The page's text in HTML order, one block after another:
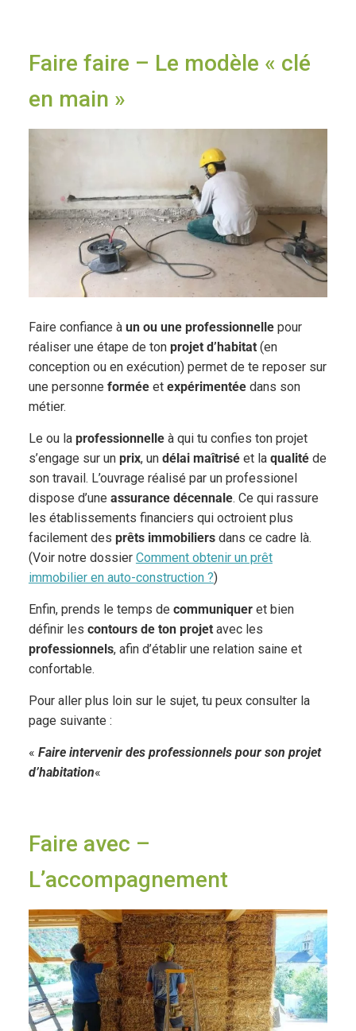
Faire faire – Le modèle « clé
en main »
Faire confiance à un ou une professionnellepour
réaliser une étape de ton projet d’habitat(en
conception ou en exécution) permet de te reposer sur
une personne forméeet expérimentéedans son
métier.
Le ou la professionnelleà qui tu confies ton projet
s’engage sur un prix, un délai maîtriséet la qualitéde
son travail. L’ouvrage réalisé par un professionel
dispose d’une assurance décennale. Ce qui rassure
les établissements financiers qui octroient plus
facilement des prêts immobiliersdans ce cadre là.
(Voir notre dossier Comment obtenir un prêt
immobilier en auto-construction ?)
Enfin, prends le temps de communiqueret bien
définir les contours de ton projetavec les
professionnels, afin d’établir une relation saine et
confortable.
Pour aller plus loin sur le sujet, tu peux consulter la
page suivante :
« Faire intervenir des professionnels pour son projet
d’habitation«
Faire avec –
L’accompagnement